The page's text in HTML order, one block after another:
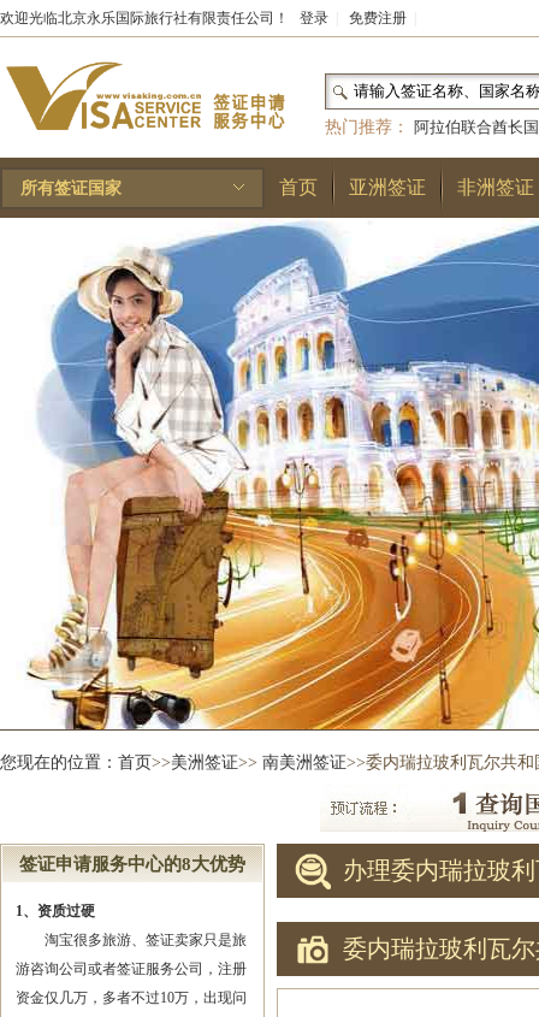
欢迎光临北京永乐国际旅行社有限责任公司！ 登录 免费注册
热门推荐：
阿拉伯联合酋长国
和国|布基纳法索|巴勒斯坦
林王国|安道尔公国|
所有签证国家 首页 亚洲签证 非洲签证
您现在的位置： 首页>>美洲签证>> 南美洲签证>>委内瑞拉玻利瓦尔共和
签证申请服务中心的8大优势
1、资质过硬
淘宝很多旅游、签证卖家只是旅
游咨询公司或者签证服务公司，注册
资金仅几万，多者不过10万，出现问
办理委内瑞拉玻
委内瑞拉玻利瓦